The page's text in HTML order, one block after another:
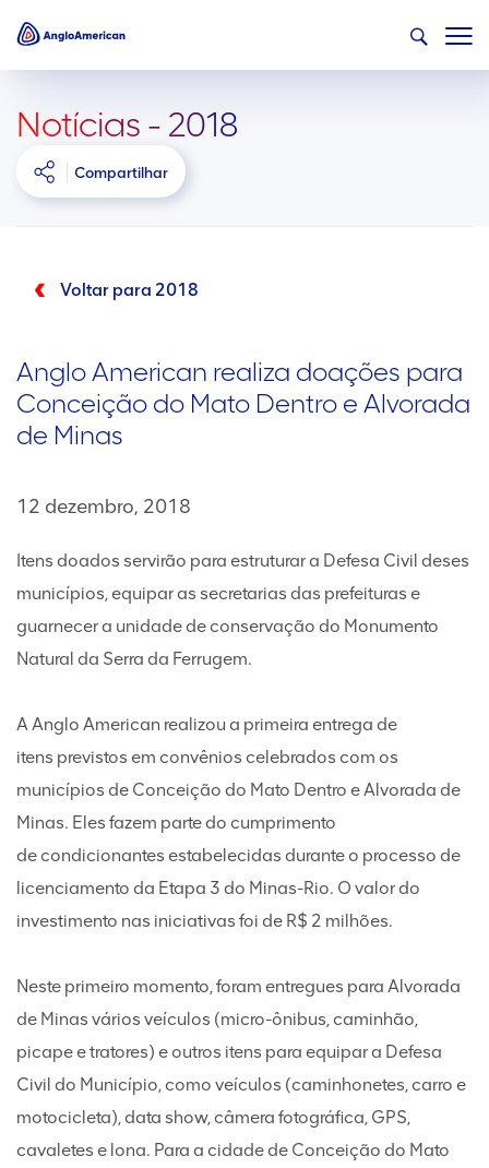
Notícias - 2018
Compartilhar
Voltar para 2018
Anglo American realiza doações para
Conceição do Mato Dentro e Alvorada
de Minas
12 dezembro, 2018
Itens doados servirão para estruturar a Defesa Civil deses
municípios, equipar as secretarias das prefeituras e
guarnecer a unidade de conservação do Monumento
Natural da Serra da Ferrugem.
A Anglo American realizou a primeira entrega de
itens previstos em convênios celebrados com os
municípios de Conceição do Mato Dentro e Alvorada de
Minas. Eles fazem parte do cumprimento
de condicionantes estabelecidas durante o processo de
licenciamento da Etapa 3 do Minas-Rio. O valor do
investimento nas iniciativas foi de R$ 2 milhões.
Neste primeiro momento, foram entregues para Alvorada
de Minas vários veículos (micro-ônibus, caminhão,
picape e tratores) e outros itens para equipar a Defesa
Civil do Município, como veículos (caminhonetes, carro e
motocicleta), data show, câmera fotográfica, GPS,
cavaletes e lona. Para a cidade de Conceição do Mato